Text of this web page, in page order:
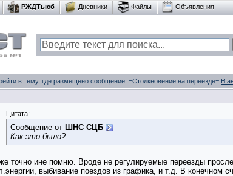
РЖДТьюб Дневники Файлы Объявления
в тему, где размещено сообщение: =Столкновение на переезде= В
Цитата:
Сообщение от ШНС СЦБ
Как это было?
точно ине помню. Вроде не регулируемые переезды
выбивание поездов из графика, и т.д. В конечном